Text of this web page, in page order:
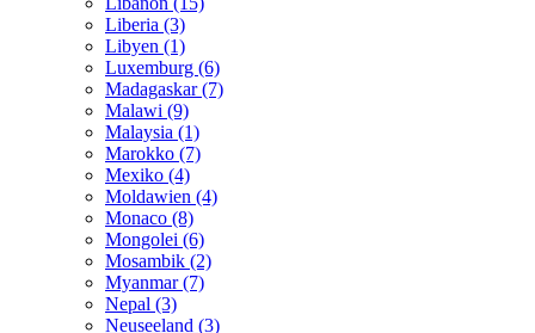
Liberia (3)
Libyen (1)
Luxemburg (6)
Madagaskar (7)
Malawi (9)
Malaysia (1)
Marokko (7)
Mexiko (4)
Moldawien (4)
Monaco (8)
Mongolei (6)
Mosambik (2)
Myanmar (7)
Nepal (3)
Neuseeland (3)